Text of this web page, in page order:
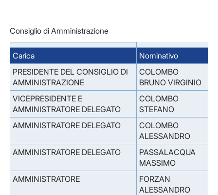
Consiglio di Amministrazione
Carica
Nominativo
PRESIDENTE DEL CONSIGLIO DI
AMMINISTRAZIONE
COLOMBO
BRUNO VIRGINIO
VICEPRESIDENTE E
AMMINISTRATORE DELEGATO
COLOMBO
STEFANO
AMMINISTRATORE DELEGATO
COLOMBO
ALESSANDRO
AMMINISTRATORE DELEGATO
PASSALACQUA
MASSIMO
AMMINISTRATORE
FORZAN
ALESSANDRO